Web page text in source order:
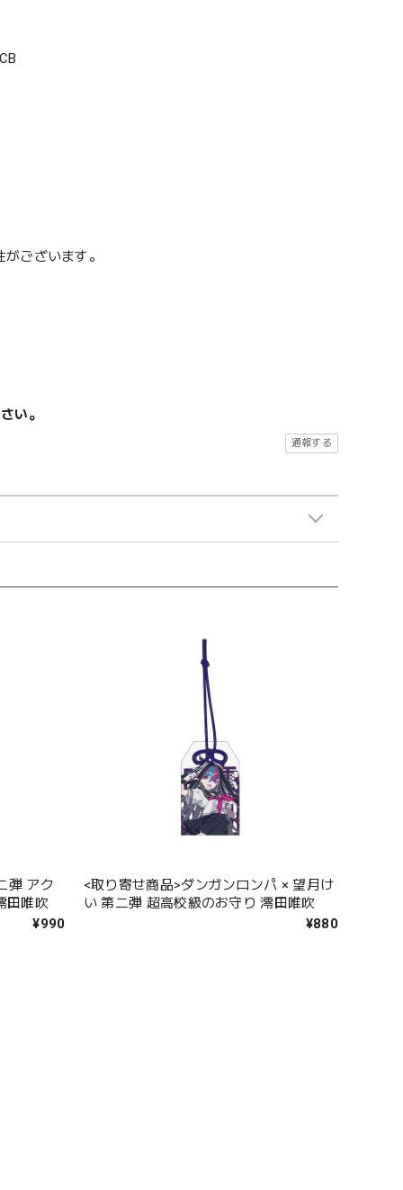
ございます。
い。
通報する
弾 アク
田唯吹
¥990
<取り寄せ商品>ダンガンロンパ × 望月け
い 第二弾 超高校級のお守り 澪田唯吹
¥880